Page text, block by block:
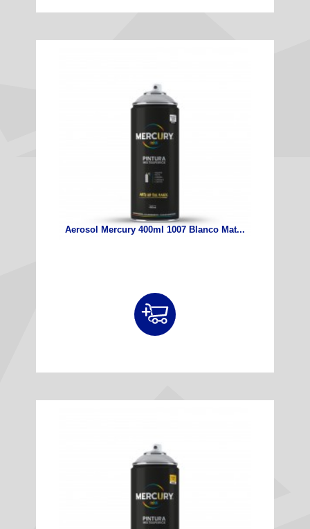
Aerosol Mercury 400ml 1007 Blanco Mat...